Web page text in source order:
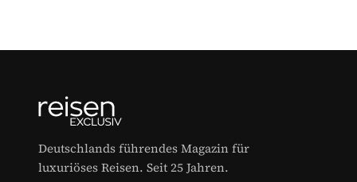
Deutschlands führendes Magazin für
luxuriöses Reisen. Seit 25 Jahren.